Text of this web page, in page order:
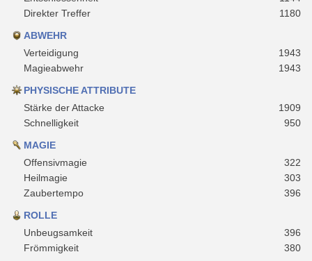
Direkter Treffer
1180
ABWEHR
Verteidigung
1943
Magieabwehr
1943
PHYSISCHE ATTRIBUTE
Stärke der Attacke
1909
Schnelligkeit
950
MAGIE
Offensivmagie
322
Heilmagie
303
Zaubertempo
396
ROLLE
Unbeugsamkeit
396
Frömmigkeit
380